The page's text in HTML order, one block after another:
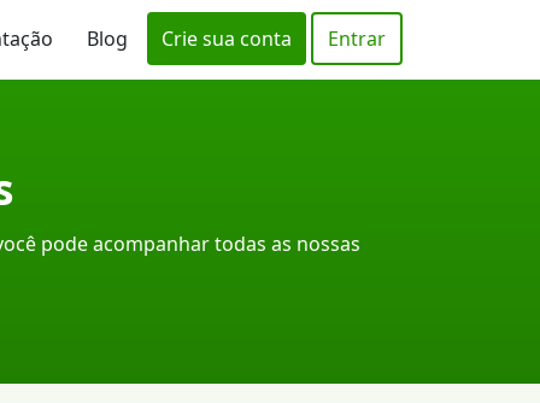
Blog Crie sua conta Entrar
pode acompanhar todas as nossas